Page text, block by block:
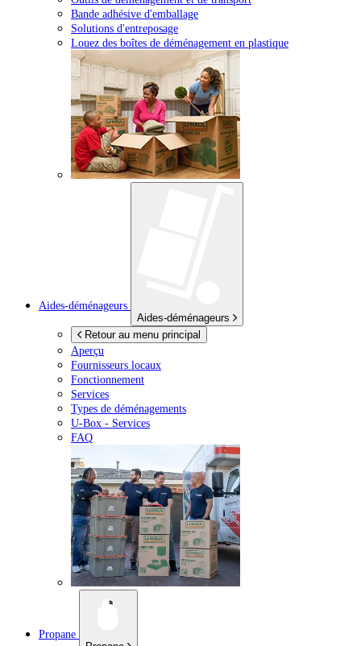
Bande adhésive d'emballage
Solutions d'entreposage
Louez des boîtes de déménagement en plastique
Aides-déménageurs
Aides-déménageurs
Retour au menu principal
Aperçu
Fournisseurs locaux
Fonctionnement
Services
Types de déménagements
U-Box - Services
FAQ
Propane